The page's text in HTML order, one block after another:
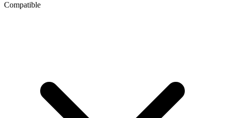
Compatible